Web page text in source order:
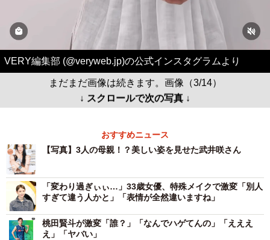
VERY編集部 (@veryweb.jp)の公式インスタグラムより
まだまだ画像は続きます。画像（3/14）
↓ スクロールで次の写真 ↓
おすすめニュース
【写真】3人の母親！？美しい姿を見せた武井咲さん
「変わり過ぎぃぃ…」33歳女優、特殊メイクで激変「別人
すぎて違う人かと」「表情が全然違いますね」
桃田賢斗が激変「誰？」「なんでハゲてんの」「えええ
え」「ヤバい」